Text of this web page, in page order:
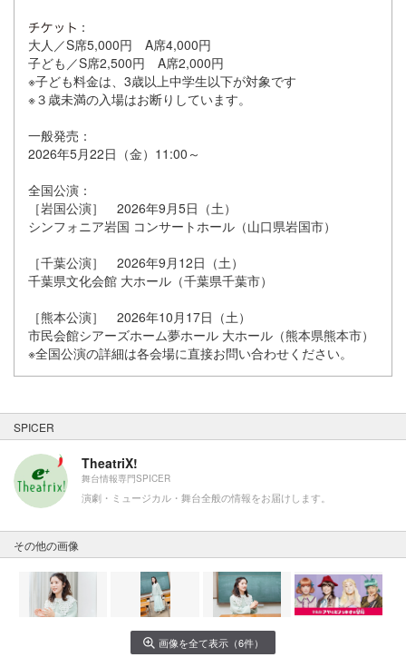
：
大人／S席5,000円 A席4,000円
子ども／S席2,500円 A席2,000円
※子ども料金は、3歳以上中学生以下が対象です
※３歳未満の入場はお断りしています。
一般発売：
2026年5月22日（金）11:00～
全国公演：
［岩国公演］ 2026年9月5日（土）
シンフォニア岩国 コンサートホール（山口県岩国市）
［千葉公演］ 2026年9月12日（土）
千葉県文化会館 大ホール（千葉県千葉市）
［熊本公演］ 2026年10月17日（土）
市民会館シアーズホーム夢ホール 大ホール（熊本県熊本市）
※全国公演の詳細は各会場に直接お問い合わせください。
SPICER
TheatriX!
舞台情報専門SPICER
演劇・ミュージカル・舞台全般の情報をお届けします。
その他の画像
画像を全て表示（6件）